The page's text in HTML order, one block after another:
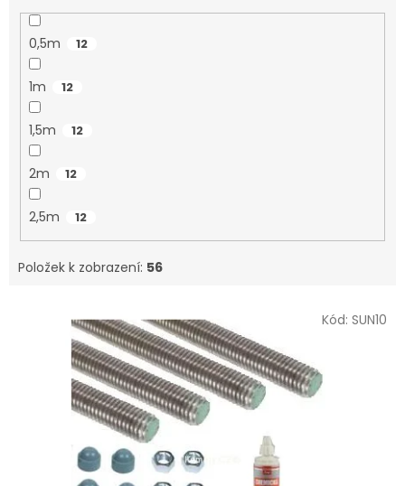
0,5m 12
1m 12
1,5m 12
2m 12
2,5m 12
Položek k zobrazení: 56
Kód: SUN10